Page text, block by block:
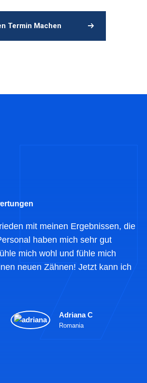
Termin Machen
mit meinen Ergebnissen, die
haben mich sehr gut
mich wohl und fühle mich
neuen Zähnen! Jetzt kann ich
Adriana C
Romania